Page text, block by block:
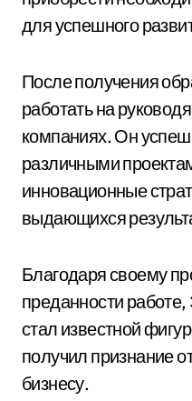
для успешного
После получения
работать на
компаниях. Он
различными
инновационные
выдающихся
Благодаря своему
преданности
стал известной
получил признание
бизнесу.